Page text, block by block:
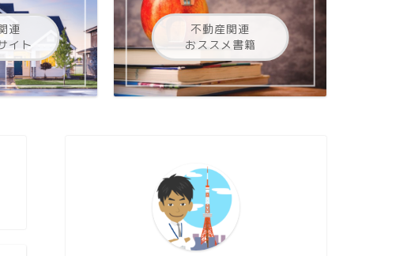
連
イト
不動産関連
おススメ書籍